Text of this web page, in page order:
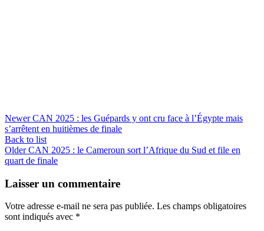
Newer CAN 2025 : les Guépards y ont cru face à l’Égypte mais
s’arrêtent en huitièmes de finale
Back to list
Older CAN 2025 : le Cameroun sort l’Afrique du Sud et file en
quart de finale
Laisser un commentaire
Votre adresse e-mail ne sera pas publiée. Les champs obligatoires
sont indiqués avec *